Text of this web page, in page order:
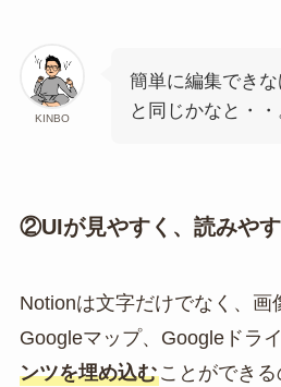
KINBO
簡単に編集でき
と同じかなと・・
②UIが見やすく、読みや
Notionは文字だけでなく、画
Googleマップ、Googleドライ
ンツを埋め込むことができる